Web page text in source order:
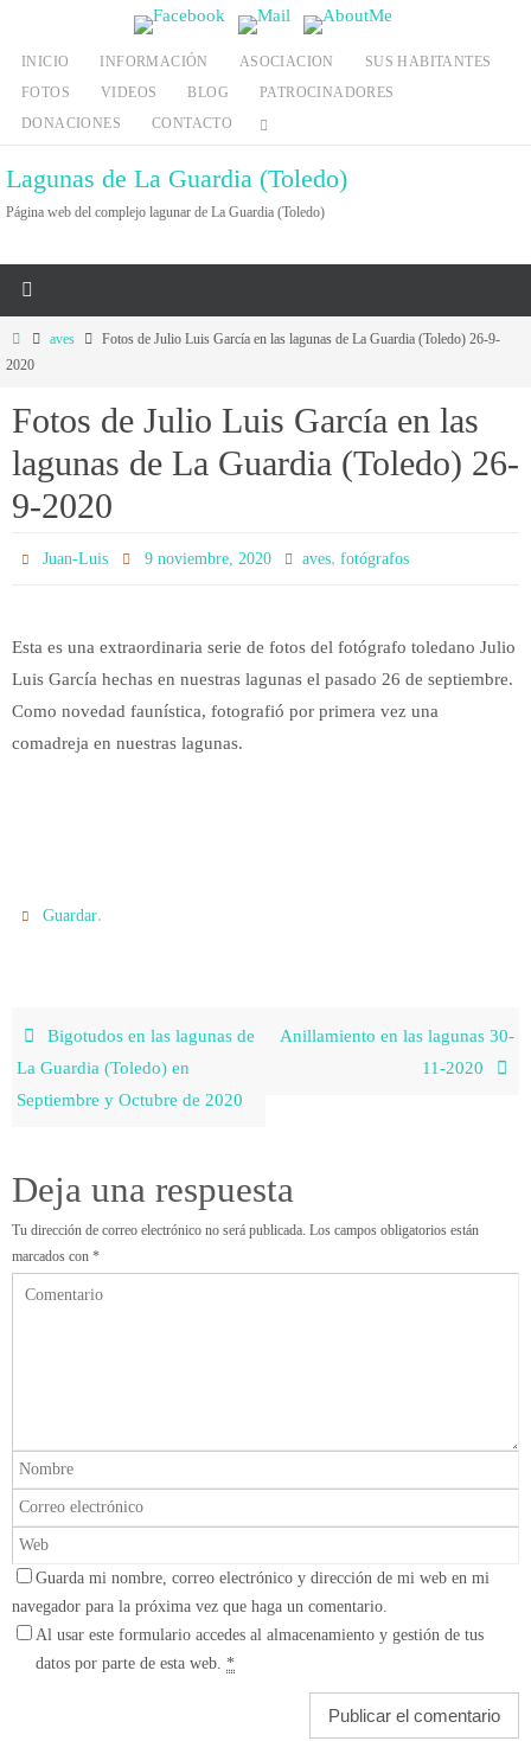
contenido
INICIO INFORMACIÓN ASOCIACION
SUS HABITANTES
FOTOS
VIDEOS BLOG
PATROCINADORES
DONACIONES
CONTACTO
Lagunas de La Guardia (Toledo)
Página web del complejo lagunar de La Guardia (Toledo)
Inicioaves
Fotos de Julio Luis García en las lagunas de La Guardia (Toledo) 26-9-
2020
Fotos de Julio Luis García en las
lagunas de La Guardia (Toledo) 26-
9-2020
Juan-Luis 9 noviembre, 2020 aves, fotógrafos
Esta es una extraordinaria serie de fotos del fotógrafo toledano Julio
Luis García hechas en nuestras lagunas el pasado 26 de septiembre.
Como novedad faunística, fotografió por primera vez una
comadreja en nuestras lagunas.
Guardar.
Bigotudos en las lagunas de
La Guardia (Toledo) en
Septiembre y Octubre de 2020
Anillamiento en las lagunas 30-
11-2020
Deja una respuesta
Tu dirección de correo electrónico no será publicada. Los campos obligatorios están
marcados con *
Guarda mi nombre, correo electrónico y dirección de mi web en mi
navegador para la próxima vez que haga un comentario.
Al usar este formulario accedes al almacenamiento y gestión de tus
datos por parte de esta web. *